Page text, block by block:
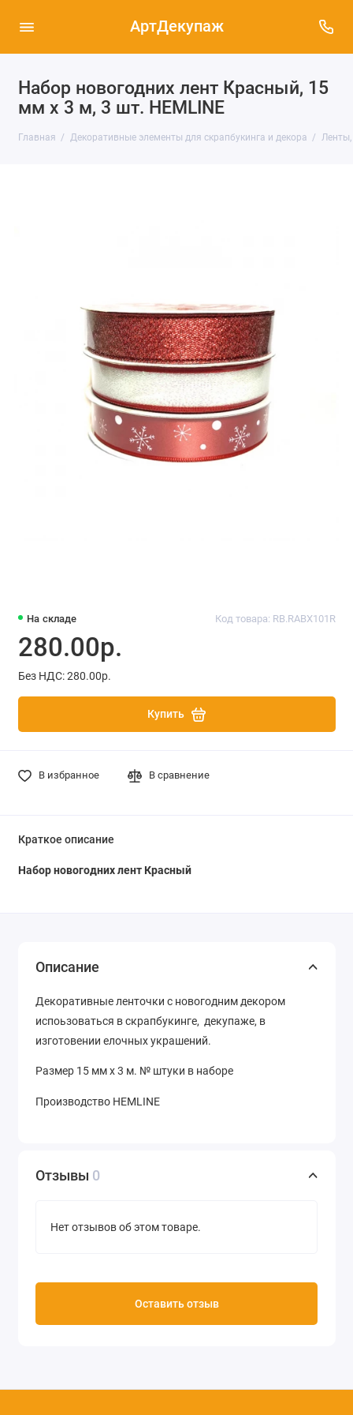
АртДекупаж
Набор новогодних лент Красный, 15
мм х 3 м, 3 шт. HEMLINE
Главная Декоративные элементы для скрапбукинга и декора Ленты,
На складе Код товара: RB.RABX101R
280.00р.
Без НДС: 280.00р.
Купить
В избранное В сравнение
Краткое описание
Набор новогодних лент Красный
Описание
Декоративные ленточки с новогодним декором
испоьзоваться в скрапбукинге, декупаже, в
изготовении елочных украшений.
Размер 15 мм х 3 м. № штуки в наборе
Производство HEMLINE
Отзывы 0
Нет отзывов об этом товаре.
Оставить отзыв